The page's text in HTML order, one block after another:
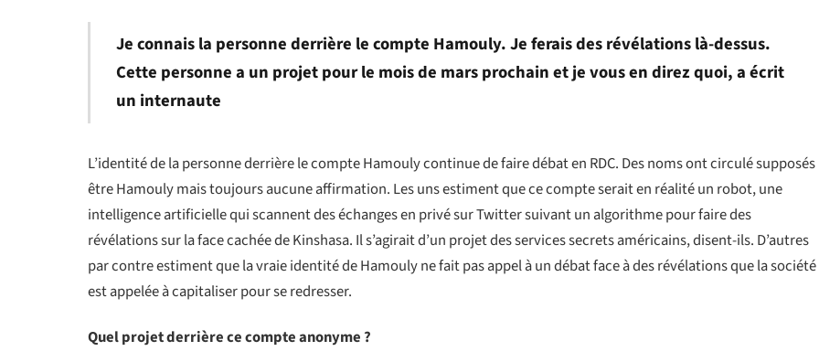
Je connais la personne derrière le compte Hamouly. Je ferais des révélations là-dessus.
Cette personne a un projet pour le mois de mars prochain et je vous en direz quoi, a écrit
un internaute
L’identité de la personne derrière le compte Hamouly continue de faire débat en RDC. Des noms ont circulé supposés
être Hamouly mais toujours aucune affirmation. Les uns estiment que ce compte serait en réalité un robot, une
intelligence artificielle qui scannent des échanges en privé sur Twitter suivant un algorithme pour faire des
révélations sur la face cachée de Kinshasa. Il s’agirait d’un projet des services secrets américains, disent-ils. D’autres
par contre estiment que la vraie identité de Hamouly ne fait pas appel à un débat face à des révélations que la société
est appelée à capitaliser pour se redresser.
Quel projet derrière ce compte anonyme ?